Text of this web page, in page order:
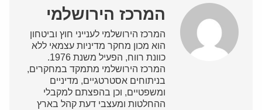
המרכז הירושלמי
המרכז הירושלמי לענייני חוץ וביטחון
הוא מכון מחקר מדיניות עצמאי ללא
כוונת רווח, הפעיל משנת 1976.
המרכז הירושלמי מתמקד במחקרים,
בניתוחים אסטרטגיים, מדיניים
ומשפטיים, וכן בהפצתם למקבלי
ההחלטות ומעצבי דעת קהל בארץ